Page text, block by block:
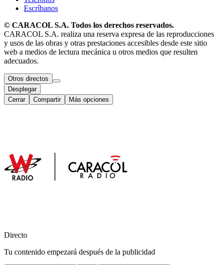
Escríbanos
© CARACOL S.A. Todos los derechos reservados.
CARACOL S.A. realiza una reserva expresa de las reproducciones
y usos de las obras y otras prestaciones accesibles desde este sitio
web a medios de lectura mecánica u otros medios que resulten
adecuados.
Otros directos
Desplegar
Cerrar
Compartir Más opciones
Directo
Tu contenido empezará después de la publicidad